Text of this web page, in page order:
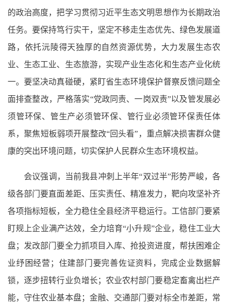
的政治高度，把学习贯彻习近平生态文明思想作为长期政治
任务。要保持笃行实干，坚定不移走生态优先、绿色发展道
路，依托沅陵得天独厚的自然资源优势，大力发展生态农
业、生态工业、生态旅游，实现产业生态化和生态产业化统
一。要坚决动真碰硬，紧盯省生态环境保护督察反馈问题全
面排查整改，严格落实“党政同责、一岗双责”以及管发展必
须管环保、管生产必须管环保、管行业必须管环保责任体
系，聚焦短板弱项开展整改“回头看”，重点解决损害群众健
康的突出环境问题，切实保护人民群众生态环境权益。
会议强调，当前我县冲刺上半年“双过半”形势严峻，各
级各部门要直面差距、压实责任、精准发力，靶向攻坚补齐
各项指标短板，全力稳住全县经济平稳运行。工信部门要紧
盯规上企业满产达效，全力培育“小升规”企业，稳住工业大
盘；发改部门要全力抓项目入库、抢投资进度，帮扶困难企
业纾困经营；住建部门要完善佐证资料，完成企业数据解
锁，逐步扭转行业负增长；农业农村部门要稳定畜禽出栏产
能，守住农业基本盘；金融、交通部门要对标全市差距，常